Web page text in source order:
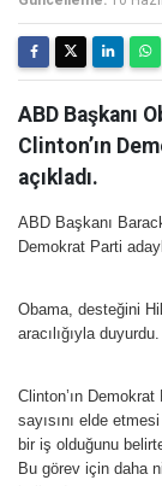
ABD Başkanı
Clinton’ın
açıkladı.
ABD Başkanı
Demokrat Parti
Obama, desteğini
aracılığıyla duyurdu.
Clinton’ın
sayısını elde
bir iş olduğunu
Bu görev için daha